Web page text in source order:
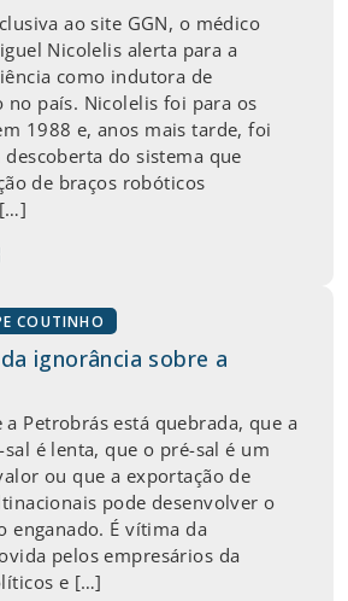
ao site GGN, o médico
Nicolelis alerta para a
como indutora de
no país. Nicolelis foi para os
1988 e, anos mais tarde, foi
do sistema que
de braços robóticos
COUTINHO
ignorância sobre a
a Petrobrás está quebrada, que a
é lenta, que o pré-sal é um
ou que a exportação de
pode desenvolver o
enganado. É vítima da
pelos empresários da
e […]